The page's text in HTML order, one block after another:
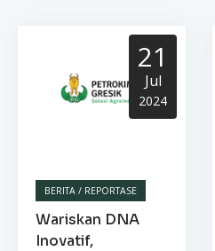
21
Jul
2024
BERITA / REPORTASE
Wariskan DNA
Inovatif,